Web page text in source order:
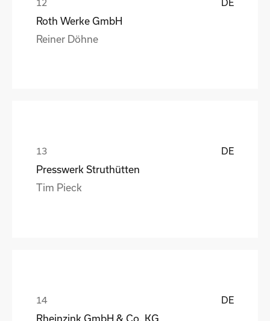
Roth Werke GmbH
Reiner Döhne
DE
Presswerk Struthütten
Tim Pieck
DE
Rheinzink GmbH & Co. KG